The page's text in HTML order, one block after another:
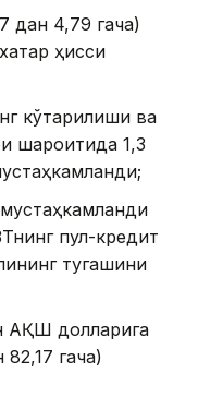
дан 4,79 гача)
ҳисси
кўтарилиши ва
шароитида 1,3
пул-кредит
тугашини
АҚШ долларига
гача)